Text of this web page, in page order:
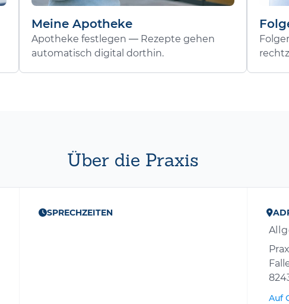
Meine Apotheke
Apotheke festlegen — Rezepte gehen
automatisch digital dorthin.
Über die Praxis
SPRECHZEITEN
Auf